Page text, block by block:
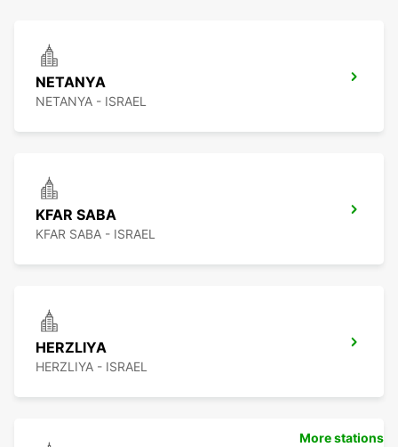
NETANYA
NETANYA - ISRAEL
KFAR SABA
KFAR SABA - ISRAEL
HERZLIYA
HERZLIYA - ISRAEL
More stations